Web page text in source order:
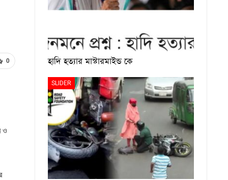
0
ও
হাদি হত্যার মাস্টারমাইন্ড কে
SLIDER